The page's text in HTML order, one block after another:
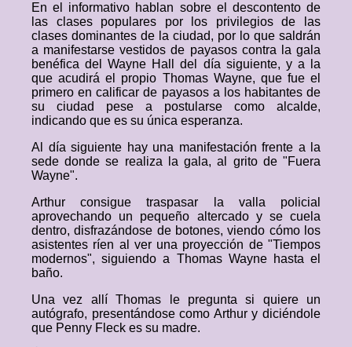
En el informativo hablan sobre el descontento de
las clases populares por los privilegios de las
clases dominantes de la ciudad, por lo que saldrán
a manifestarse vestidos de payasos contra la gala
benéfica del Wayne Hall del día siguiente, y a la
que acudirá el propio Thomas Wayne, que fue el
primero en calificar de payasos a los habitantes de
su ciudad pese a postularse como alcalde,
indicando que es su única esperanza.
Al día siguiente hay una manifestación frente a la
sede donde se realiza la gala, al grito de "Fuera
Wayne".
Arthur consigue traspasar la valla policial
aprovechando un pequeño altercado y se cuela
dentro, disfrazándose de botones, viendo cómo los
asistentes ríen al ver una proyección de "Tiempos
modernos", siguiendo a Thomas Wayne hasta el
baño.
Una vez allí Thomas le pregunta si quiere un
autógrafo, presentándose como Arthur y diciéndole
que Penny Fleck es su madre.